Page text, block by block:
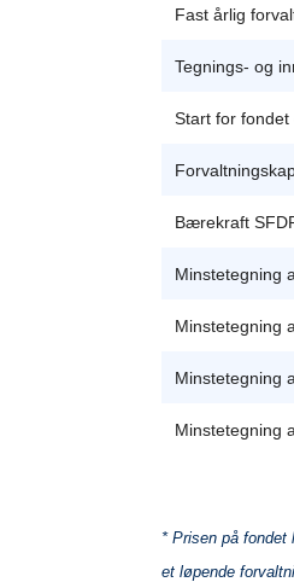
Fast årlig
Tegnings- og
Start for fondet
Bærekraft
Minstetegning
Minstetegning
Minstetegning
Minstetegning
* Prisen på fondet
et løpende